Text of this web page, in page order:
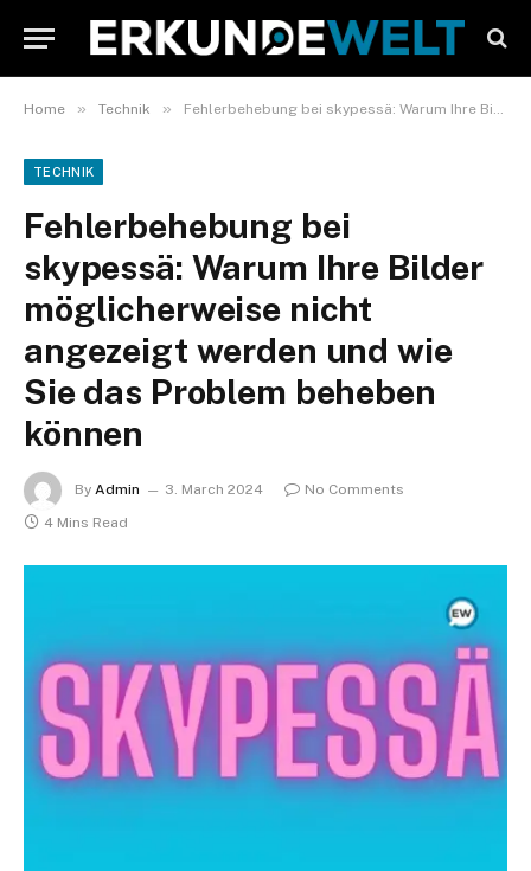
Home » Technik » Fehlerbehebung bei skypessä: Warum Ihre Bilder möglicherweise nicht angezeigt werden und wie Sie das Problem beheben können
TECHNIK
Fehlerbehebung bei
skypessä: Warum Ihre Bilder
möglicherweise nicht
angezeigt werden und wie
Sie das Problem beheben
können
By Admin 3. March 2024
No Comments
4 Mins Read